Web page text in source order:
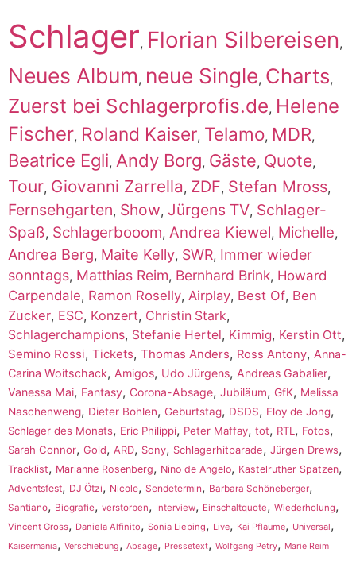
Schlager, Florian Silbereisen,
Neues Album, neue Single, Charts,
Zuerst bei Schlagerprofis.de, Helene
Fischer, Roland Kaiser, Telamo, MDR,
Beatrice Egli, Andy Borg, Gäste, Quote,
Tour, Giovanni Zarrella, ZDF, Stefan Mross,
Fernsehgarten, Show, Jürgens TV, Schlager-
Spaß, Schlagerbooom, Andrea Kiewel, Michelle,
Andrea Berg, Maite Kelly, SWR, Immer wieder
sonntags, Matthias Reim, Bernhard Brink, Howard
Carpendale, Ramon Roselly, Airplay, Best Of, Ben
Zucker, ESC, Konzert, Christin Stark,
Schlagerchampions, Stefanie Hertel, Kimmig, Kerstin Ott,
Semino Rossi, Tickets, Thomas Anders, Ross Antony, Anna-
Carina Woitschack, Amigos, Udo Jürgens, Andreas Gabalier,
Vanessa Mai, Fantasy, Corona-Absage, Jubiläum, GfK, Melissa
Naschenweng, Dieter Bohlen, Geburtstag, DSDS, Eloy de Jong,
Schlager des Monats, Eric Philippi, Peter Maffay, tot, RTL , Fotos,
Sarah Connor, Gold, ARD, Sony, Schlagerhitparade, Jürgen Drews,
Tracklist, Marianne Rosenberg, Nino de Angelo, Kastelruther Spatzen,
Adventsfest, DJ Ötzi, Nicole, Sendetermin, Barbara Schöneberger,
Santiano, Biografie, verstorben, Interview, Einschaltquote, Wiederholung,
Vincent Gross, Daniela Alfinito, Sonia Liebing, Live, Kai Pflaume, Universal,
Kaisermania, Verschiebung, Absage, Pressetext, Wolfgang Petry, Marie Reim